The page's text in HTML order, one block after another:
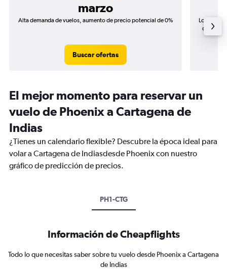
marzo
Alta demanda de vuelos, aumento de precio potencial de 0%
Buscar ofertas
Los
de
El mejor momento para reservar un
vuelo de Phoenix a Cartagena de
Indias
¿Tienes un calendario flexible? Descubre la época ideal para
volar a Cartagena de Indiasdesde Phoenix con nuestro
gráfico de predicción de precios.
PH1-CTG
Información de Cheapflights
Todo lo que necesitas saber sobre tu vuelo desde Phoenix a Cartagena
de Indias